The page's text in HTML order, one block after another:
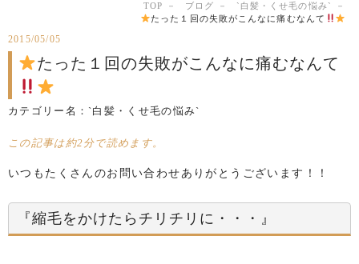
TOP ブログ
`白髪・くせ毛の悩み`
たった１回の失敗がこんなに痛むなんて
2015/05/05
たった１回の失敗がこんなに痛むなんて
カテゴリー名： `白髪・くせ毛の悩み`
この記事は約2分で読めます。
いつもたくさんのお問い合わせありがとうございます！！
『縮毛をかけたらチリチリに・・・』